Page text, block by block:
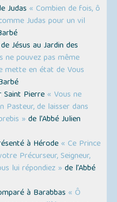
Judas « Combien de fois, ô
Judas pour un vil
Jésus au Jardin des
ne pouvez pas même
en état de Vous
Saint Pierre « Vous ne
Pasteur, de laisser dans
» de l’Abbé Julien
à Hérode « Ce Prince
Précurseur, Seigneur,
lui répondiez » de l’Abbé
à Barabbas « Ô